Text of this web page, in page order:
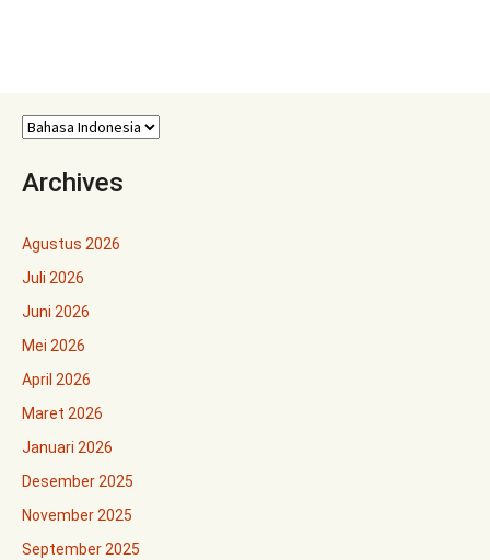
Archives
Agustus 2026
Juli 2026
Juni 2026
Mei 2026
April 2026
Maret 2026
Januari 2026
Desember 2025
November 2025
September 2025